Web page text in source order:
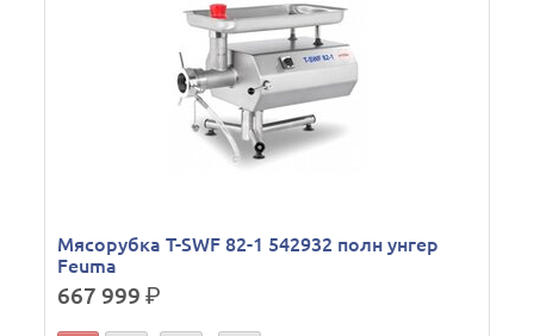
Мясорубка T-SWF 82-1 542932 полн унгер
Feuma
667 999р.